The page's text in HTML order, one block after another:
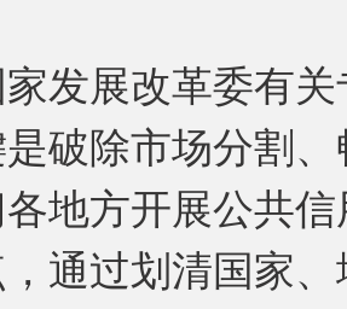
展改革委有关
破除市场分割
地方开展公共
通过划清国家